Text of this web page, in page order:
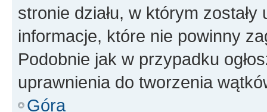
stronie działu, w którym
informacje, które nie powinny
Podobnie jak w przypadku
uprawnienia do tworzenia
Góra